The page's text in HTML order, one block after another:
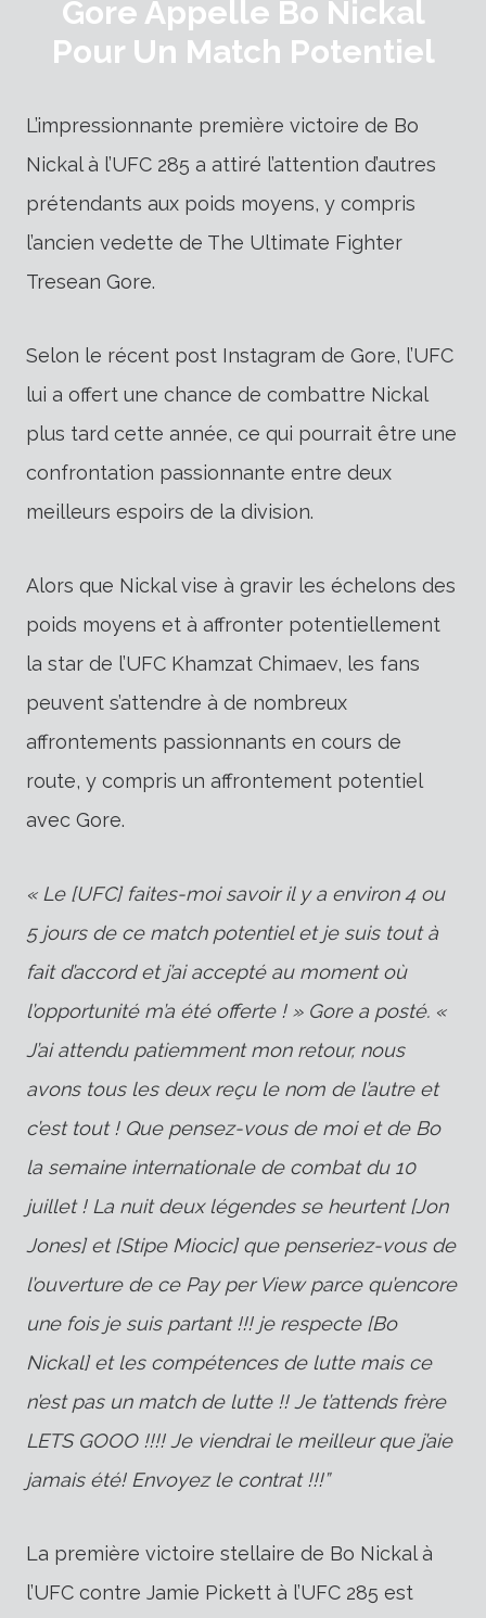
Gore Appelle Bo Nickal
Pour Un Match Potentiel
L’impressionnante première victoire de Bo
Nickal à l’UFC 285 a attiré l’attention d’autres
prétendants aux poids moyens, y compris
l’ancien vedette de The Ultimate Fighter
Tresean Gore.
Selon le récent post Instagram de Gore, l’UFC
lui a offert une chance de combattre Nickal
plus tard cette année, ce qui pourrait être une
confrontation passionnante entre deux
meilleurs espoirs de la division.
Alors que Nickal vise à gravir les échelons des
poids moyens et à affronter potentiellement
la star de l’UFC Khamzat Chimaev, les fans
peuvent s’attendre à de nombreux
affrontements passionnants en cours de
route, y compris un affrontement potentiel
avec Gore.
« Le [UFC] faites-moi savoir il y a environ 4 ou
5 jours de ce match potentiel et je suis tout à
fait d’accord et j’ai accepté au moment où
l’opportunité m’a été offerte ! » Gore a posté. «
J’ai attendu patiemment mon retour, nous
avons tous les deux reçu le nom de l’autre et
c’est tout ! Que pensez-vous de moi et de Bo
la semaine internationale de combat du 10
juillet ! La nuit deux légendes se heurtent [Jon
Jones] et [Stipe Miocic] que penseriez-vous de
l’ouverture de ce Pay per View parce qu’encore
une fois je suis partant !!! je respecte [Bo
Nickal] et les compétences de lutte mais ce
n’est pas un match de lutte !! Je t’attends frère
LETS GOOO !!!! Je viendrai le meilleur que j’aie
jamais été! Envoyez le contrat !!!”
La première victoire stellaire de Bo Nickal à
l’UFC contre Jamie Pickett à l’UFC 285 est